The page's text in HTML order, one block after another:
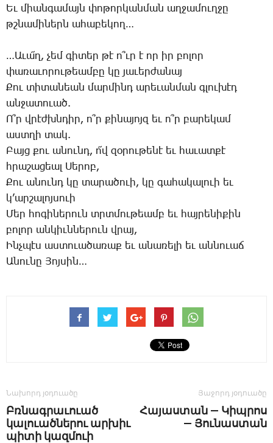
Եւ միան­գա­մայն փո­թոր­կան­ման աղ­ջա­մուղ­ջը
թշնա­մի­ներն ա­հա­բե­կող…
…Ա­ւա՜ղ, չեմ գի­տեր թէ ո՞ւր է որ իր բո­լոր
փա­ռա­ւո­րու­թեամ­բը կը յա­ւեր­ժա­նայ
­Քու տի­տա­նեան մար­մինդ ա­րե­ւան­ման գլու­խէդ
ան­ջա­տո­ւած.
Ո՞ր վրէժխն­դիր, ո՞ր քի­նա­յոյզ եւ ո՞ր բա­րե­կամ
աստ­ղի տակ.
­Բայց քու ա­նունդ, ո՜վ զօ­րու­թե­նէ եւ հա­ւատ­քէ
հրա­շա­ցեալ ­Սե­րոբ,
­Քու ա­նունդ կը տա­րա­ծո­ւի, կը գա­հա­կա­լո­ւի եւ
կ’ար­շա­լոյ­սո­ւի
­Մեր հո­գի­նե­րուն տրտմու­թեամբ եւ հայ­րե­նի­քին
բո­լոր ան­կիւն­նե­րուն վրայ,
Ինչ­պէս աս­տո­ւա­ծա­ռաք եւ ա­նա­ռե­լի եւ ան­նո­ւաճ
Ա­նու­նը ­Յոյ­սին…
Նախորդ յօդուածը
Բռնագրաւուած
կալուածներու արխիւ
պիտի կազմուի
Յաջորդ յօդուածը
Հայաստան — Կիպրոս
— Յունաստան